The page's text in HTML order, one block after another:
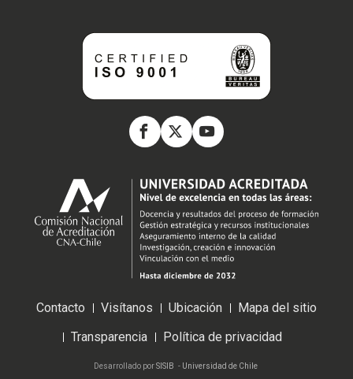
Contacto Visítanos Ubicación
Mapa del sitio
Transparencia
Política de privacidad
Desarrollado porSISIB - Universidad de Chile